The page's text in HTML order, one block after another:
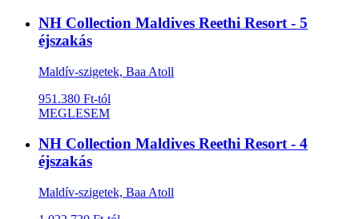
NH Collection Maldives Reethi Resort - 5
éjszakás
Maldív-szigetek, Baa Atoll
951.380 Ft-tól
MEGLESEM
NH Collection Maldives Reethi Resort - 4
éjszakás
Maldív-szigetek, Baa Atoll